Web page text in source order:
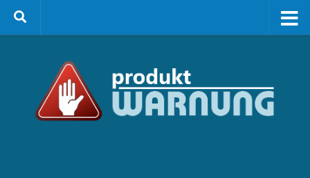
Zum Inhalt springen